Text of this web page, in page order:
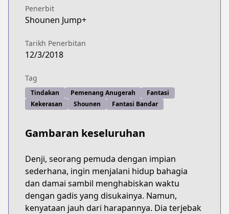
Penerbit
Shounen Jump+
Tarikh Penerbitan
12/3/2018
Tag
Tindakan Pemenang Anugerah
Fantasi
Kekerasan
Shounen Fantasi Bandar
Gambaran keseluruhan
Denji, seorang pemuda dengan impian
sederhana, ingin menjalani hidup bahagia
dan damai sambil menghabiskan waktu
dengan gadis yang disukainya. Namun,
kenyataan jauh dari harapannya. Dia terjebak